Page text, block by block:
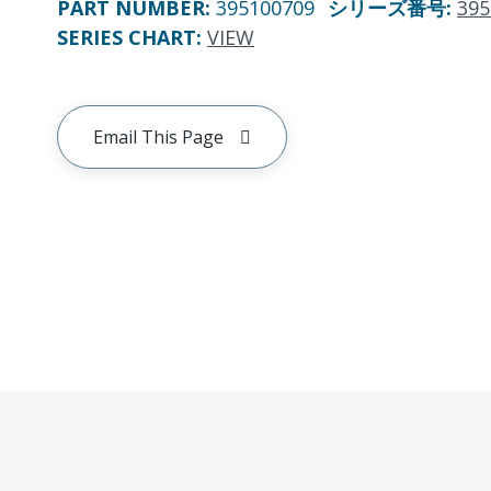
PART NUMBER: 395100709 シリーズ番号:
SERIES CHART: VIEW
Email This Page